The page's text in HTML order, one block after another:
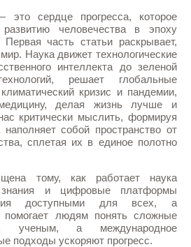
сердце прогресса, которое
человечества в эпоху
часть статьи раскрывает,
Наука движет технологические
интеллекта до зеленой
решает глобальные
кризис и пандемии,
медицину, делая жизнь лучше и
критически мыслить, формируя
наполняет собой пространство от
сплетая их в единое полотно
тому, как работает наука
и цифровые платформы
доступными для всех, а
помогает людям понять сложные
ученым, а международное
подходы ускоряют прогресс.